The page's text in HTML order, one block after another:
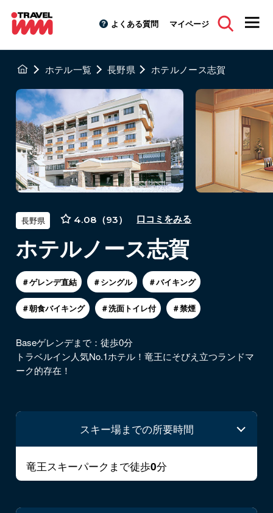
よくある質問 マイページ
ホテル一覧 長野県 ホテルノース志賀
長野県 4.08（93） 口コミをみる
ホテルノース志賀
＃ゲレンデ直結 ＃シングル ＃バイキング
＃朝食バイキング ＃洗面トイレ付 ＃禁煙
Baseゲレンデまで：徒歩0分
トラベルイン人気No.1ホテル！竜王にそびえ立つランドマ
ーク的存在！
スキー場までの所要時間
竜王スキーパークまで徒歩0分